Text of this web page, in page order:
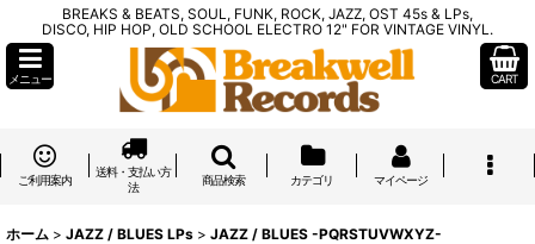
BREAKS & BEATS, SOUL, FUNK, ROCK, JAZZ, OST 45s & LPs,
DISCO, HIP HOP, OLD SCHOOL ELECTRO 12" FOR VINTAGE VINYL.
メニュー CART
ご利用案内
送料・支払い方
法
商品検索 カテゴリ マイページ
ホーム > JAZZ / BLUES LPs > JAZZ / BLUES -PQRSTUVWXYZ-